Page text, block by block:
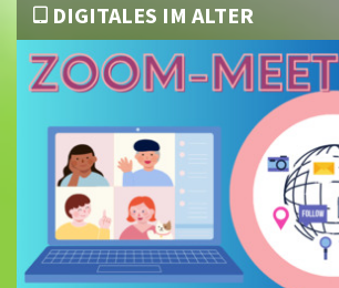
DIGITALES IM ALTER